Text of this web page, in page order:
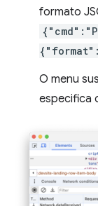
formato
O menu
especifica